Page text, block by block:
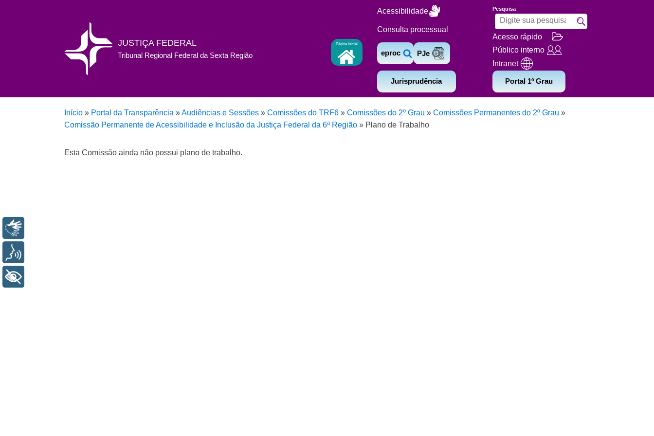
JUSTIÇA FEDERAL
Tribunal Regional Federal da Sexta Região
Página Inicial
Acessibilidade
Consulta processual
eproc PJe
Jurisprudência
Pesquisa
Acesso rápido
Público interno
Intranet
Portal 1º Grau
Início » Portal da Transparência »Audiências e Sessões » Comissões do TRF6 » Comissões do 2º Grau » Comissões Permanentes do 2º Grau »
Comissão Permanente de Acessibilidade e Inclusão da Justiça Federal da 6ª Região » Plano de Trabalho
Esta Comissão ainda não possui plano de trabalho.